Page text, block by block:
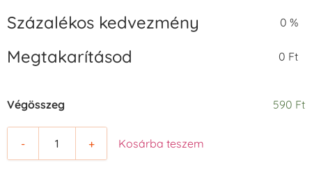
Százalékos kedvezmény 0 %
Megtakarításod 0 Ft
Végösszeg 590 Ft
- + Kosárba teszem